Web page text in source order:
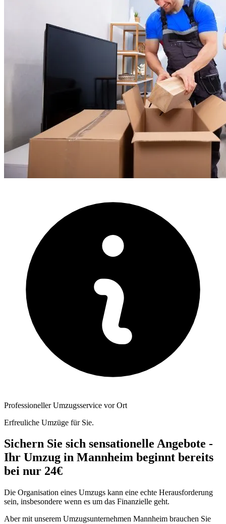
Professioneller Umzugsservice vor Ort
Erfreuliche Umzüge für Sie.
Sichern Sie sich sensationelle Angebote -
Ihr Umzug in Mannheim beginnt bereits
bei nur 24€
Die Organisation eines Umzugs kann eine echte Herausforderung
sein, insbesondere wenn es um das Finanzielle geht.
Aber mit unserem Umzugsunternehmen Mannheim brauchen Sie